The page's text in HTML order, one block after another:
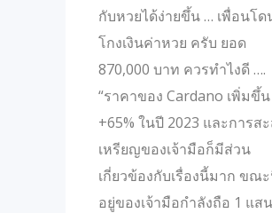
กับหวยได้ง่ายขึ้น … เพื่อนโด
โกงเงินค่าหวย ครับ ยอด
870,000 บาท ควรทำไงดี ….
“ราคาของ Cardano เพิ่มขึ้น
+65% ในปี 2023 และการส
เหรียญของเจ้ามือก็มีส่วน
เกี่ยวข้องกับเรื่องนี้มาก ขณ
อยู่ของเจ้ามือกำลังถือ 1 แส